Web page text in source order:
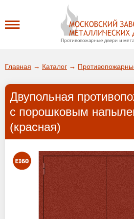
Противопожарные двери и
ДА!
ВЫБРАТЬ ДРУГОЙ
О заводе
Доставка
Покупателям
Главная → Каталог →
Двупольная
с порошковым
(красная)